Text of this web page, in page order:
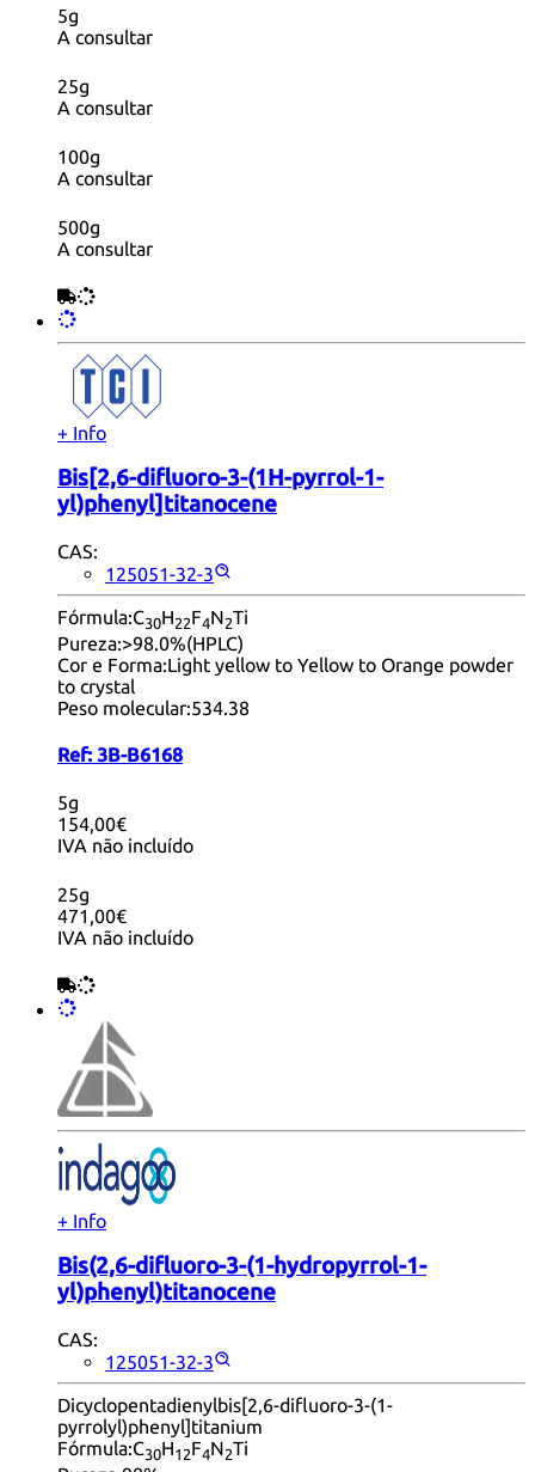
5g
A consultar
25g
A consultar
100g
A consultar
500g
A consultar
+ Info
Bis[2,6-difluoro-3-(1H-pyrrol-1-
yl)phenyl]titanocene
CAS:
125051-32-3
Fórmula:C30H22F4N2Ti
Pureza:>98.0%(HPLC)
Cor e Forma:Light yellow to Yellow to Orange powder
to crystal
Peso molecular:534.38
Ref: 3B-B6168
5g
154,00€
IVA não incluído
25g
471,00€
IVA não incluído
+ Info
Bis(2,6-difluoro-3-(1-hydropyrrol-1-
yl)phenyl)titanocene
CAS:
125051-32-3
Dicyclopentadienylbis[2,6-difluoro-3-(1-
pyrrolyl)phenyl]titanium
Fórmula:C30H12F4N2Ti